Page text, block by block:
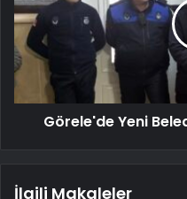
Görele'de Yeni
İlgili Makaleler